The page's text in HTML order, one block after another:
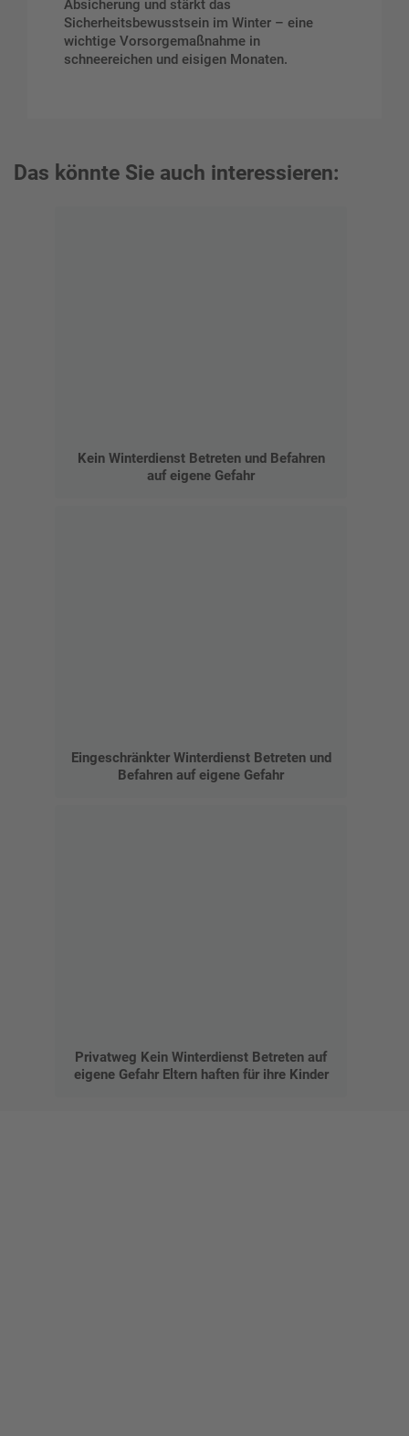
Absicherung und stärkt das
Sicherheitsbewusstsein im Winter – eine
wichtige Vorsorgemaßnahme in
schneereichen und eisigen Monaten.
Das könnte Sie auch interessieren:
Kein Winterdienst Betreten und Befahren
auf eigene Gefahr
Eingeschränkter Winterdienst Betreten und
Befahren auf eigene Gefahr
Privatweg Kein Winterdienst Betreten auf
eigene Gefahr Eltern haften für ihre Kinder